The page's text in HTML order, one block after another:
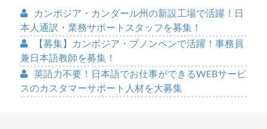
カンボジア・カンダール州の新設工場で活躍！日
本人通訳・業務サポートスタッフを募集！
【募集】カンボジア・プノンペンで活躍！事務員
兼日本語教師を募集！
英語力不要！日本語でお仕事ができるWEBサービ
スのカスタマーサポート人材を大募集